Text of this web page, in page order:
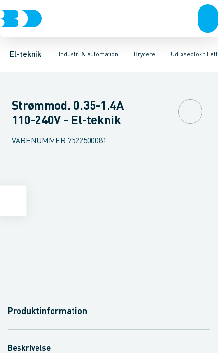
El-teknik Industri & automation
Afbrydere, stikkontakter & lampeudtagForgreningsmateriel
Brydere
Industristiksystemer Frekvensomformere og softstartere
Udløseblok til
Motorbetjening for effektafbryder Ombygningssæt til
Strømmod. 0.35-1.4A
110-240V - El-teknik
VARENUMMER 7522500081
Produktinformation
Beskrivelse